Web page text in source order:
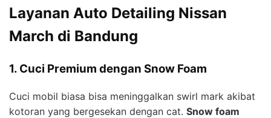
Layanan Auto Detailing Nissan
March di Bandung
1. Cuci Premium dengan Snow Foam
Cuci mobil biasa bisa meninggalkan swirl mark akibat
kotoran yang bergesekan dengan cat. Snow foam